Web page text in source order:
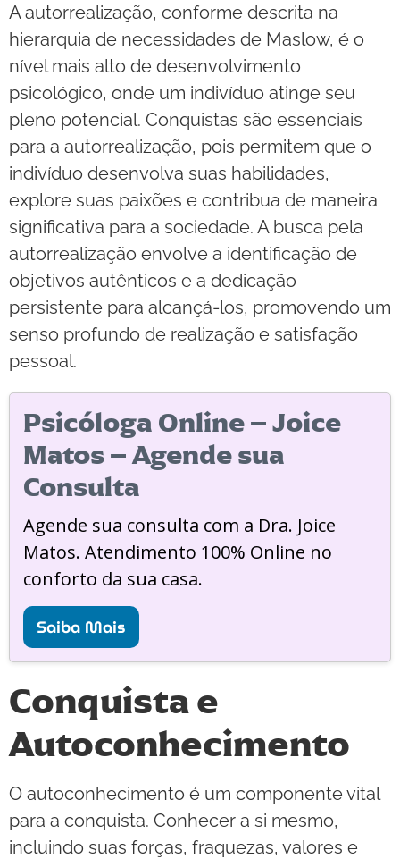
A autorrealização, conforme descrita na
hierarquia de necessidades de Maslow, é o
nível mais alto de desenvolvimento
psicológico, onde um indivíduo atinge seu
pleno potencial. Conquistas são essenciais
para a autorrealização, pois permitem que o
indivíduo desenvolva suas habilidades,
explore suas paixões e contribua de maneira
significativa para a sociedade. A busca pela
autorrealização envolve a identificação de
objetivos autênticos e a dedicação
persistente para alcançá-los, promovendo um
senso profundo de realização e satisfação
pessoal.
Psicóloga Online – Joice
Matos – Agende sua
Consulta
Agende sua consulta com a Dra. Joice
Matos. Atendimento 100% Online no
conforto da sua casa.
Saiba Mais
Conquista e
Autoconhecimento
O autoconhecimento é um componente vital
para a conquista. Conhecer a si mesmo,
incluindo suas forças, fraquezas, valores e